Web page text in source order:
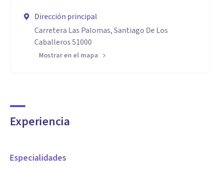
Dirección principal
Carretera Las Palomas, Santiago De Los
Caballeros 51000
Mostrar en el mapa
Experiencia
Especialidades